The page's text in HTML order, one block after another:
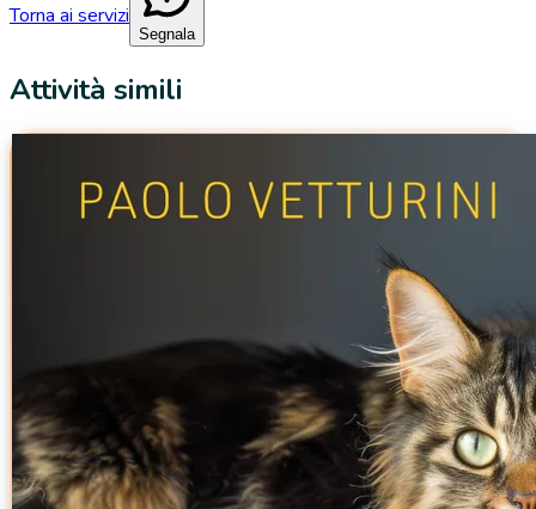
Torna ai servizi
Segnala
Attività simili